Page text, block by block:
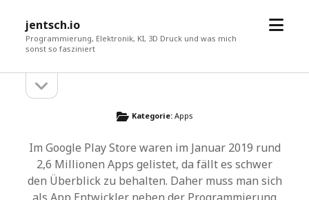
jentsch.io
Programmierung, Elektronik, KI, 3D Druck und was mich
sonst so fasziniert
Menü
Sidebaröffnen
Kategorie: Apps
Im Google Play Store waren im Januar 2019 rund
2,6 Millionen Apps gelistet, da fällt es schwer
den Überblick zu behalten. Daher muss man sich